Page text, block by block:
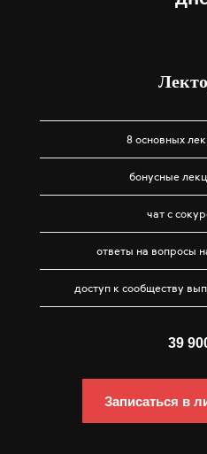
8 основных
бонусные
чат с
ответы на вопросы
доступ к сообществу
39
Записаться в